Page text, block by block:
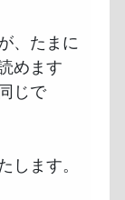
、たまに
めます
じで
します。